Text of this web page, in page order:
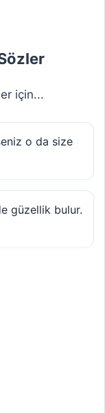
için...
o da size
güzellik bulur.